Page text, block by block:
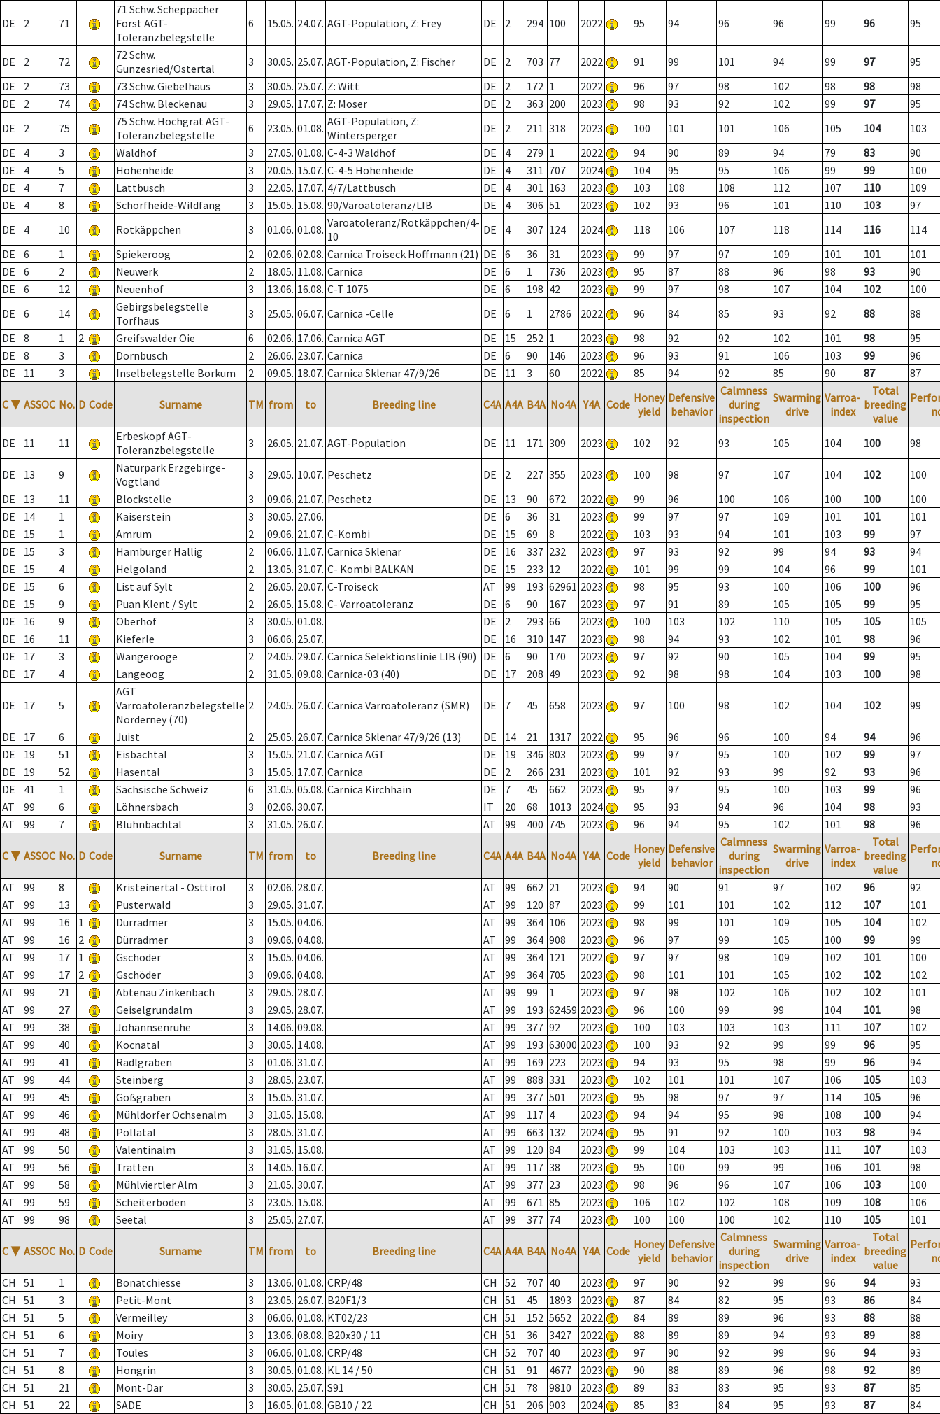
DE 2 71
71 Schw. Scheppacher
Forst AGT-
Toleranzbelegstelle
6 15.05. 24.07. AGT-Population, Z: Frey DE 2 294 100 2022 95 94 96 96 99 96 95
DE 2 72
72 Schw.
Gunzesried/Ostertal
3 30.05. 25.07. AGT-Population, Z: Fischer DE 2 703 77 2022 91 99 101 94 99 97
95
DE
2 73 73 Schw. Giebelhaus 3 30.05. 25.07. Z: Witt DE 2 172 1 2022 96 97 98 102 98 98
98
DE
2 74 74 Schw. Bleckenau 3 29.05. 17.07. Z: Moser DE 2 363 200 2023 98 93 92 102 99 97
95
DE
2 75
75 Schw. Hochgrat AGT-
Toleranzbelegstelle
6 23.05. 01.08. AGT-Population, Z:
Wintersperger
DE 2 211 318 2023 100 101 101 106 105 104
103
DE
4 3 Waldhof 3 27.05. 01.08. C-4-3 Waldhof DE 4 279 1 2022 94 90 89 94 79 83
90
DE
4 5 Hohenheide 3 20.05. 15.07. C-4-5 Hohenheide DE 4 311 707 2024 104 95 95 106 99 99
100
DE
4 7 Lattbusch 3 22.05. 17.07. 4/7/Lattbusch DE 4 301 163 2023 103 108 108 112 107 110
109
DE
4 8 Schorfheide-Wildfang 3 15.05. 15.08. 90/Varoatoleranz/LIB DE 4 306 51 2023 102 93 96 101 110 103
97
DE
4 10 Rotkäppchen 3 01.06. 01.08. Varoatoleranz/Rotkäppchen/4-
10
DE 4 307 124 2024 118 106 107 118 114 116
114
DE
6 1 Spiekeroog 2 02.06. 02.08. Carnica Troiseck Hoffmann (21) DE 6 36 31 2023 99 97 97 109 101 101
101
DE
6 2 Neuwerk 2 18.05. 11.08. Carnica DE 6 1 736 2023 95 87 88 96 98 93
90
DE
6 12 Neuenhof 3 13.06. 16.08. C-T 1075 DE 6 198 42 2023 99 97 98 107 104 102
100
DE
6 14
Gebirgsbelegstelle
Torfhaus
3 25.05. 06.07. Carnica -Celle DE 6 1 2786 2022 96 84 85 93 92 88
88
DE
8 1 2 Greifswalder Oie 6 02.06. 17.06. Carnica AGT DE 15 252 1 2023 98 92 92 102 101 98
95
DE
8 3 Dornbusch 2 26.06. 23.07. Carnica DE 6 90 146 2023 96 93 91 106 103 99
96
DE
11 3 Inselbelegstelle Borkum 2 09.05. 18.07. Carnica Sklenar 47/9/26 DE 11 3 60 2022 85 94 92 85 90 87 87
C ▼ ASSOC No. D Code Surname TM from to Breeding line C4A A4A B4A No4A Y4A Code Honey
yield
Defensive
behavior
Calmness
during
inspection
Swarming
drive
Varroa-
index
Total
breeding
value
DE 11 11
Erbeskopf AGT-
Toleranzbelegstelle
3 26.05. 21.07. AGT-Population DE 11 171 309 2023 102 92 93 105 104 100 98
DE 13 9
Naturpark Erzgebirge-
Vogtland
3 29.05. 10.07. Peschetz DE 2 227 355 2023 100 98 97 107 104 102
100
DE
13 11 Blockstelle 3 09.06. 21.07. Peschetz DE 13 90 672 2022 99 96 100 106 100 100
100
DE
14 1 Kaiserstein 3 30.05. 27.06. DE 6 36 31 2023 99 97 97 109 101 101
101
DE
15 1 Amrum 2 09.06. 21.07. C-Kombi DE 15 69 8 2022 103 93 94 101 103 99
97
DE
15 3 Hamburger Hallig 2 06.06. 11.07. Carnica Sklenar DE 16 337 232 2023 97 93 92 99 94 93
94
DE
15 4 Helgoland 2 13.05. 31.07. C- Kombi BALKAN DE 15 233 12 2022 101 99 99 104 96 99
101
DE
15 6 List auf Sylt 2 26.05. 20.07. C-Troiseck AT 99 193 62961 2023 98 95 93 100 106 100
96
DE
15 9 Puan Klent / Sylt 2 26.05. 15.08. C- Varroatoleranz DE 6 90 167 2023 97 91 89 105 105 99
95
DE
16 9 Oberhof 3 30.05. 01.08. DE 2 293 66 2023 100 103 102 110 105 105
105
DE
16 11 Kieferle 3 06.06. 25.07. DE 16 310 147 2023 98 94 93 102 101 98
96
DE
17 3 Wangerooge 2 24.05. 29.07. Carnica Selektionslinie LIB (90) DE 6 90 170 2023 97 92 90 105 104 99
95
DE
17 4 Langeoog 2 31.05. 09.08. Carnica-03 (40) DE 17 208 49 2023 92 98 98 104 103 100 98
DE 17 5
AGT
Varroatoleranzbelegstelle
Norderney (70)
2 24.05. 26.07. Carnica Varroatoleranz (SMR) DE 7 45 658 2023 97 100 98 102 104 102 99
DE 17 6 Juist 2 25.05. 26.07. Carnica Sklenar 47/9/26 (13) DE 14 21 1317 2022 95 96 96 100 94 94
96
DE
19 51 Eisbachtal 3 15.05. 21.07. Carnica AGT DE 19 346 803 2023 99 97 95 100 102 99
97
DE
19 52 Hasental 3 15.05. 17.07. Carnica DE 2 266 231 2023 101 92 93 99 92 93
96
DE
41 1 Sächsische Schweiz 6 31.05. 05.08. Carnica Kirchhain DE 7 45 662 2023 95 97 95 100 103 99
96
AT
99 6 Löhnersbach 3 02.06. 30.07. IT 20 68 1013 2024 95 93 94 96 104 98
93
AT
99 7 Blühnbachtal 3 31.05. 26.07. AT 99 400 745 2023 96 94 95 102 101 98 96
C ▼ ASSOC No. D Code Surname TM from to Breeding line C4A A4A B4A No4A Y4A Code Honey
yield
Defensive
behavior
Calmness
during
inspection
Swarming
drive
Varroa-
index
Total
breeding
value
AT
99 8 Kristeinertal - Osttirol 3 02.06. 28.07. AT 99 662 21 2023 94 90 91 97 102 96
92
AT
99 13 Pusterwald 3 29.05. 31.07. AT 99 120 87 2023 99 101 101 102 112 107
101
AT
99 16 1 Dürradmer 3 15.05. 04.06. AT 99 364 106 2023 98 99 101 109 105 104
102
AT
99 16 2 Dürradmer 3 09.06. 04.08. AT 99 364 908 2023 96 97 99 105 100 99
99
AT
99 17 1 Gschöder 3 15.05. 04.06. AT 99 364 121 2022 97 97 98 109 102 101
100
AT
99 17 2 Gschöder 3 09.06. 04.08. AT 99 364 705 2023 98 101 101 105 102 102
102
AT
99 21 Abtenau Zinkenbach 3 29.05. 28.07. AT 99 99 1 2023 97 98 102 106 102 102
101
AT
99 27 Geiselgrundalm 3 29.05. 28.07. AT 99 193 62459 2023 96 100 99 99 104 101
98
AT
99 38 Johannsenruhe 3 14.06. 09.08. AT 99 377 92 2023 100 103 103 103 111 107
102
AT
99 40 Kocnatal 3 30.05. 14.08. AT 99 193 63000 2023 100 93 92 99 99 96
95
AT
99 41 Radlgraben 3 01.06. 31.07. AT 99 169 223 2023 94 93 95 98 99 96
94
AT
99 44 Steinberg 3 28.05. 23.07. AT 99 888 331 2023 102 101 101 107 106 105
103
AT
99 45 Gößgraben 3 15.05. 31.07. AT 99 377 501 2023 95 98 97 97 114 105
96
AT
99 46 Mühldorfer Ochsenalm 3 31.05. 15.08. AT 99 117 4 2023 94 94 95 98 108 100
94
AT
99 48 Pöllatal 3 28.05. 31.07. AT 99 663 132 2024 95 91 92 100 103 98
94
AT
99 50 Valentinalm 3 31.05. 15.08. AT 99 120 84 2023 99 104 103 103 111 107
103
AT
99 56 Tratten 3 14.05. 16.07. AT 99 117 38 2023 95 100 99 99 106 101
98
AT
99 58 Mühlviertler Alm 3 21.05. 30.07. AT 99 377 23 2023 98 96 96 107 106 103
100
AT
99 59 Scheiterboden 3 23.05. 15.08. AT 99 671 85 2023 106 102 102 108 109 108
106
AT
99 98 Seetal 3 25.05. 27.07. AT 99 377 74 2023 100 100 100 102 110 105 101
C ▼ ASSOC No. D Code Surname TM from to Breeding line C4A A4A B4A No4A Y4A Code Honey
yield
Defensive
behavior
Calmness
during
inspection
Swarming
drive
Varroa-
index
Total
breeding
value
CH
51 1 Bonatchiesse 3 13.06. 01.08. CRP/48 CH 52 707 40 2023 97 90 92 99 96 94
93
CH
51 3 Petit-Mont 3 23.05. 26.07. B20F1/3 CH 51 45 1893 2023 87 84 82 95 93 86
84
CH
51 5 Vermeilley 3 06.06. 01.08. KT02/23 CH 51 152 5652 2022 84 89 89 96 93 88
88
CH
51 6 Moiry 3 13.06. 08.08. B20x30 / 11 CH 51 36 3427 2022 88 89 89 94 93 89
88
CH
51 7 Toules 3 06.06. 01.08. CRP/48 CH 52 707 40 2023 97 90 92 99 96 94
93
CH
51 8 Hongrin 3 30.05. 01.08. KL 14 / 50 CH 51 91 4677 2023 90 88 89 96 98 92
89
CH
51 21 Mont-Dar 3 30.05. 25.07. S91 CH 51 78 9810 2023 89 83 83 95 93 87
85
CH
51 22 SADE 3 16.05. 01.08. GB10 / 22 CH 51 206 903 2024 85 83 84 95 93 87 84